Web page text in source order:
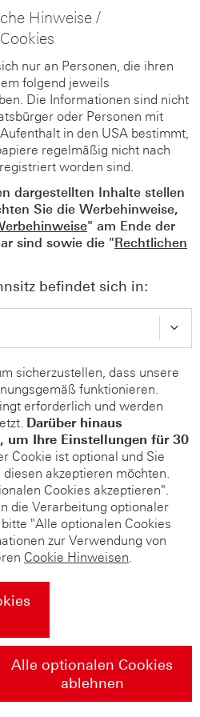
Hinweise /
Cookies
nur an Personen, die ihren
folgend jeweils
Die Informationen sind nicht
oder Personen mit
in den USA bestimmt,
regelmäßig nicht nach
worden sind.
dargestellten Inhalte stellen
Sie die Werbehinweise,
" am Ende der
sind sowie die "Rechtlichen
befindet sich in:
sicherzustellen, dass unsere
funktionieren.
erforderlich und werden
Darüber hinaus
um Ihre Einstellungen für 30
Cookie ist optional und Sie
akzeptieren möchten.
Cookies akzeptieren".
die Verarbeitung optionaler
"Alle optionalen Cookies
zur Verwendung von
Cookie Hinweisen.
Alle optionalen Cookies
ablehnen